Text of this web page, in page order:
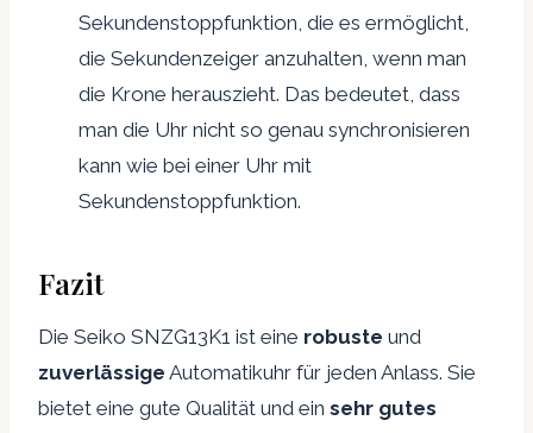
Sekundenstoppfunktion, die es ermöglicht,
die Sekundenzeiger anzuhalten, wenn man
die Krone herauszieht. Das bedeutet, dass
man die Uhr nicht so genau synchronisieren
kann wie bei einer Uhr mit
Sekundenstoppfunktion.
Fazit
Die Seiko SNZG13K1 ist eine robuste und
zuverlässige Automatikuhr für jeden Anlass. Sie
bietet eine gute Qualität und ein sehr gutes